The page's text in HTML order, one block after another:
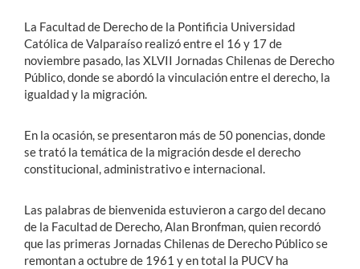
La Facultad de Derecho de la Pontificia Universidad
Católica de Valparaíso realizó entre el 16 y 17 de
noviembre pasado, las XLVII Jornadas Chilenas de Derecho
Público, donde se abordó la vinculación entre el derecho, la
igualdad y la migración.
En la ocasión, se presentaron más de 50 ponencias, donde
se trató la temática de la migración desde el derecho
constitucional, administrativo e internacional.
Las palabras de bienvenida estuvieron a cargo del decano
de la Facultad de Derecho, Alan Bronfman, quien recordó
que las primeras Jornadas Chilenas de Derecho Público se
remontan a octubre de 1961 y en total la PUCV ha